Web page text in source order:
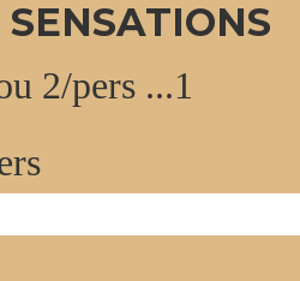
2/pers ...1